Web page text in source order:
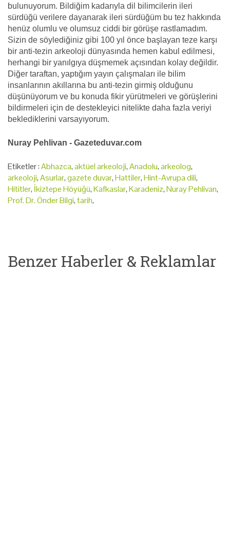
bulunuyorum. Bildiğim kadarıyla dil bilimcilerin ileri
sürdüğü verilere dayanarak ileri sürdüğüm bu tez hakkında
henüz olumlu ve olumsuz ciddi bir görüşe rastlamadım.
Sizin de söylediğiniz gibi 100 yıl önce başlayan teze karşı
bir anti-tezin arkeoloji dünyasında hemen kabul edilmesi,
herhangi bir yanılgıya düşmemek açısından kolay değildir.
Diğer taraftan, yaptığım yayın çalışmaları ile bilim
insanlarının akıllarına bu anti-tezin girmiş olduğunu
düşünüyorum ve bu konuda fikir yürütmeleri ve görüşlerini
bildirmeleri için de destekleyici nitelikte daha fazla veriyi
beklediklerini varsayıyorum.
Nuray Pehlivan - Gazeteduvar.com
Etiketler :Abhazca,aktüel arkeoloji,Anadolu,arkeolog,
arkeoloji,Asurlar,gazete duvar,Hattiler,Hint-Avrupa dili,
Hititler, İkiztepe Höyüğü,Kafkaslar,Karadeniz,Nuray Pehlivan,
Prof. Dr. Önder Bilgi,tarih,
Benzer Haberler & Reklamlar